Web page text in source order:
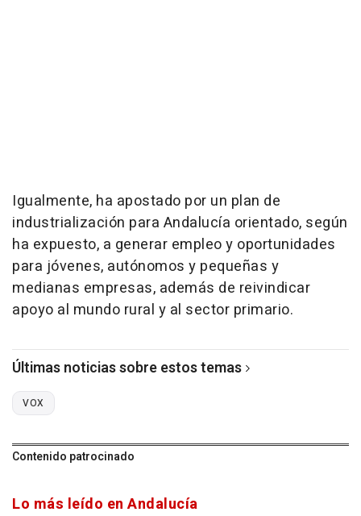
Igualmente, ha apostado por un plan de
industrialización para Andalucía orientado, según
ha expuesto, a generar empleo y oportunidades
para jóvenes, autónomos y pequeñas y
medianas empresas, además de reivindicar
apoyo al mundo rural y al sector primario.
Últimas noticias sobre estos temas
VOX
Contenido patrocinado
Lo más leído en Andalucía